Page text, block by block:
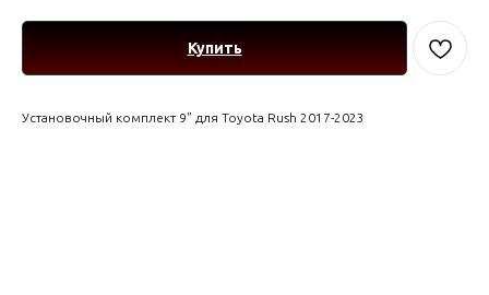
Купить
Установочный комплект 9" для Toyota Rush 2017-2023